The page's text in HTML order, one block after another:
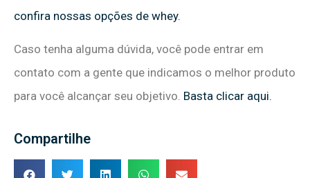
confira nossas opções de whey.
Caso tenha alguma dúvida, você pode entrar em
contato com a gente que indicamos o melhor produto
para você alcançar seu objetivo. Basta clicar aqui.
Compartilhe